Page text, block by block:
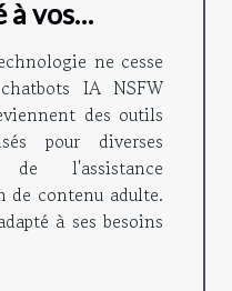
à vos
ne cesse
IA NSFW
des outils
pour diverses
l'assistance
de contenu adulte.
à ses besoins